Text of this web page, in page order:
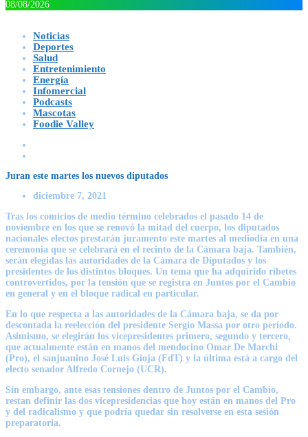
08/08/2026
Noticias
Deportes
Salud
Entretenimiento
Energía
Infomercial
Podcasts
Mascotas
Foodie Valley
Juran este martes los nuevos diputados
diciembre 7, 2021
Tras los comicios de medio término celebrados el pasado 14 de
noviembre en los que se renovó la mitad del cuerpo, los diputados
nacionales electos prestarán juramento este martes al mediodía en una
ceremonia que se celebrará en el recinto de la Cámara baja. También,
serán elegidas las autoridades de la Cámara de Diputados y los
presidentes de los distintos bloques. Un tema que ha adquirido ribetes
controvertidos, por la tensión que se registra en Juntos por el Cambio
en general y en el bloque radical en particular.
En lo que respecta a las autoridades de la Cámara baja, se da por
descontada la reelección del presidente Sergio Massa por otro período.
Asimismo, se elegirán los vicepresidentes primero, segundo y tercero,
que actualmente están en manos del mendocino Omar De Marchi
(Pro), el sanjuanino José Luis Gioja (FdT) y la última está a cargo del
electo senador Alfredo Cornejo (UCR).
Sin embargo, ante esas tensiones dentro de Juntos por el Cambio,
restan definir las dos vicepresidencias que hoy están en manos del Pro
y del radicalismo y que podría quedar sin resolverse en esta sesión
preparatoria.